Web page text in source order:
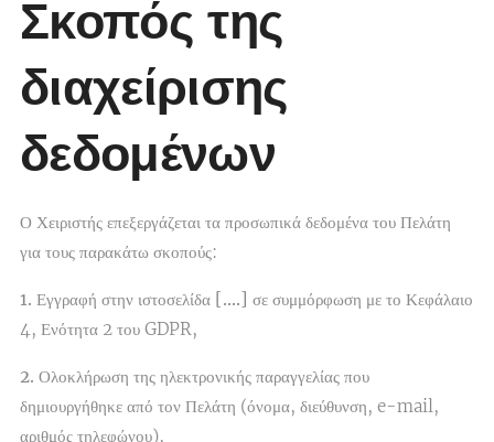
Σκοπός της
διαχείρισης
δεδομένων
Ο Χειριστής επεξεργάζεται τα προσωπικά δεδομένα του Πελάτη
για τους παρακάτω σκοπούς:
1. Εγγραφή στην ιστοσελίδα [….] σε συμμόρφωση με το Κεφάλαιο
4, Ενότητα 2 του GDPR,
2. Ολοκλήρωση της ηλεκτρονικής παραγγελίας που
δημιουργήθηκε από τον Πελάτη (όνομα, διεύθυνση, e-mail,
αριθμός τηλεφώνου),